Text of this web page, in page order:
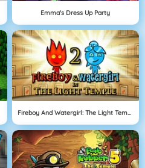
Emma's Dress Up Party
Fireboy And Watergirl: The Light Temple